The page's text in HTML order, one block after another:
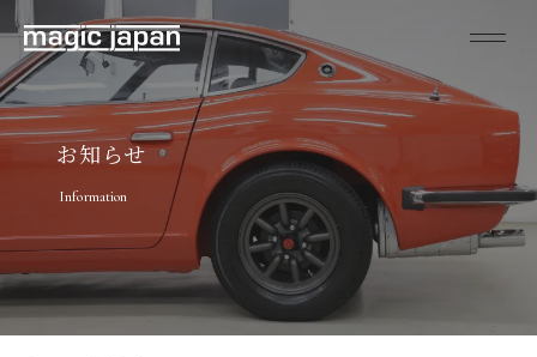
お知らせ
Information